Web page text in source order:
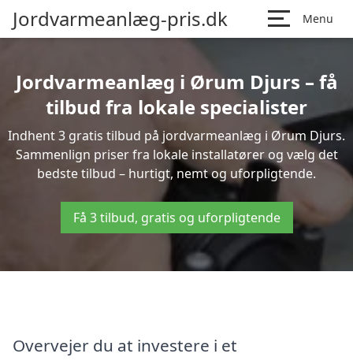
Jordvarmeanlæg-pris.dk Menu
Jordvarmeanlæg i Ørum Djurs – få
tilbud fra lokale specialister
Indhent 3 gratis tilbud på jordvarmeanlæg i Ørum Djurs.
Sammenlign priser fra lokale installatører og vælg det
bedste tilbud – hurtigt, nemt og uforpligtende.
Få 3 tilbud, gratis og uforpligtende
Overvejer du at investere i et